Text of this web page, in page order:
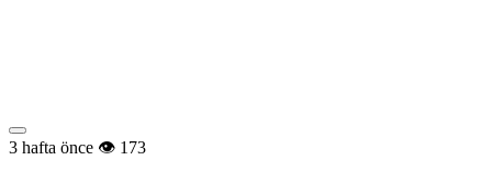
3 hafta önce 173